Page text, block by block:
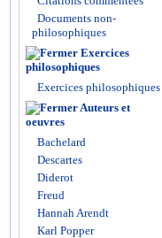
Documents non-
philosophiques
Exercices
philosophiques
Exercices philosophiques
Auteurs et
oeuvres
Bachelard
Descartes
Diderot
Freud
Hannah Arendt
Karl Popper